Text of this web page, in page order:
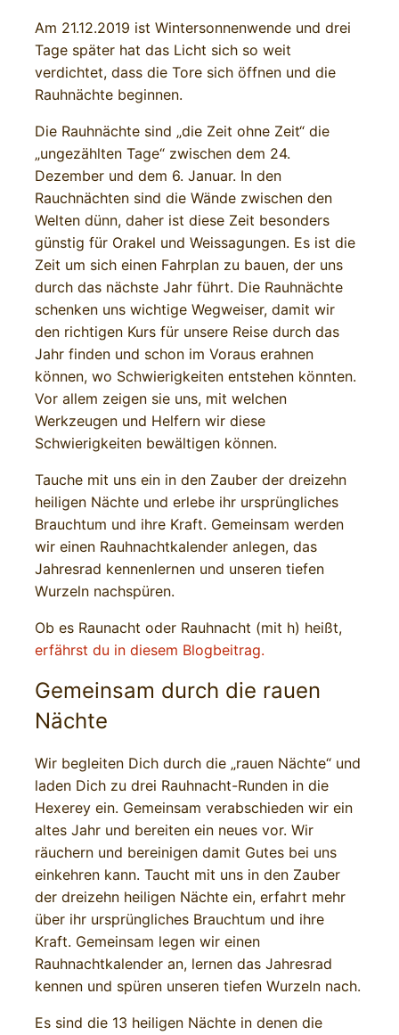
Am 21.12.2019 ist Wintersonnenwende und drei
Tage später hat das Licht sich so weit
verdichtet, dass die Tore sich öffnen und die
Rauhnächte beginnen.
Die Rauhnächte sind „die Zeit ohne Zeit“ die
„ungezählten Tage“ zwischen dem 24.
Dezember und dem 6. Januar. In den
Rauchnächten sind die Wände zwischen den
Welten dünn, daher ist diese Zeit besonders
günstig für Orakel und Weissagungen. Es ist die
Zeit um sich einen Fahrplan zu bauen, der uns
durch das nächste Jahr führt. Die Rauhnächte
schenken uns wichtige Wegweiser, damit wir
den richtigen Kurs für unsere Reise durch das
Jahr finden und schon im Voraus erahnen
können, wo Schwierigkeiten entstehen könnten.
Vor allem zeigen sie uns, mit welchen
Werkzeugen und Helfern wir diese
Schwierigkeiten bewältigen können.
Tauche mit uns ein in den Zauber der dreizehn
heiligen Nächte und erlebe ihr ursprüngliches
Brauchtum und ihre Kraft. Gemeinsam werden
wir einen Rauhnachtkalender anlegen, das
Jahresrad kennenlernen und unseren tiefen
Wurzeln nachspüren.
Ob es Raunacht oder Rauhnacht (mit h) heißt,
erfährst du in diesem Blogbeitrag.
Gemeinsam durch die rauen
Nächte
Wir begleiten Dich durch die „rauen Nächte“ und
laden Dich zu drei Rauhnacht-Runden in die
Hexerey ein. Gemeinsam verabschieden wir ein
altes Jahr und bereiten ein neues vor. Wir
räuchern und bereinigen damit Gutes bei uns
einkehren kann. Taucht mit uns in den Zauber
der dreizehn heiligen Nächte ein, erfahrt mehr
über ihr ursprüngliches Brauchtum und ihre
Kraft. Gemeinsam legen wir einen
Rauhnachtkalender an, lernen das Jahresrad
kennen und spüren unseren tiefen Wurzeln nach.
Es sind die 13 heiligen Nächte in denen die